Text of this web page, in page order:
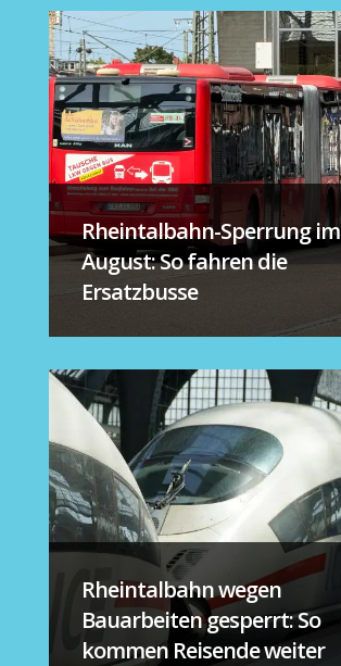
Rheintalbahn-Sperrung im
August: So fahren die
Ersatzbusse
Rheintalbahn wegen
Bauarbeiten gesperrt: So
kommen Reisende weiter